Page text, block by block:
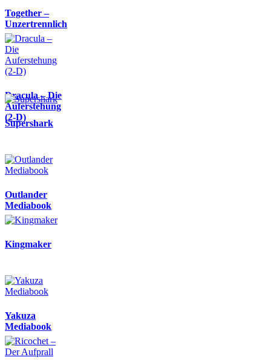
Together –
Unzertrennlich
Dracula – Die
Auferstehung
(2-D)
Supershark
Outlander
Mediabook
Kingmaker
Yakuza
Mediabook